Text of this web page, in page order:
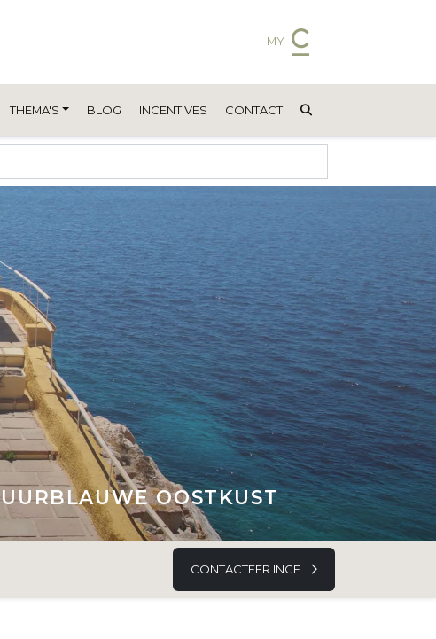
MY
THEMA'S BLOG INCENTIVES CONTACT
OOSTKUST
CONTACTEER INGE